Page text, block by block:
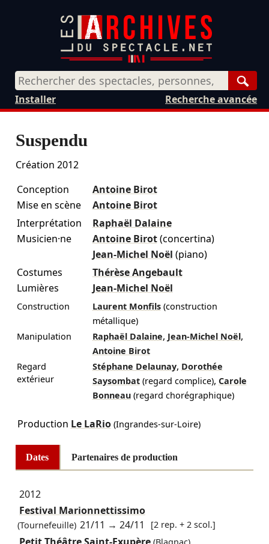
Recherche avancée
Installer
Suspendu
Création 2012
Conception
Antoine Birot
Mise en scène
Antoine Birot
Interprétation
Raphaël Dalaine
Musicien·ne
Antoine Birot (concertina)
Jean-Michel Noël (piano)
Costumes
Thérèse Angebault
Lumières
Jean-Michel Noël
Construction Laurent Monfils (construction
métallique)
Manipulation
Raphaël Dalaine, Jean-Michel Noël,
Antoine Birot
Regard
extérieur
Stéphane Delaunay, Dorothée
Saysombat (regard complice), Carole
Bonneau (regard chorégraphique)
Production Le LaRio(Ingrandes-sur-Loire)
Dates Partenaires de production
2012
Festival Marionnettissimo
(Tournefeuille) 21/11 →24/11 [2 rep. + 2 scol.]